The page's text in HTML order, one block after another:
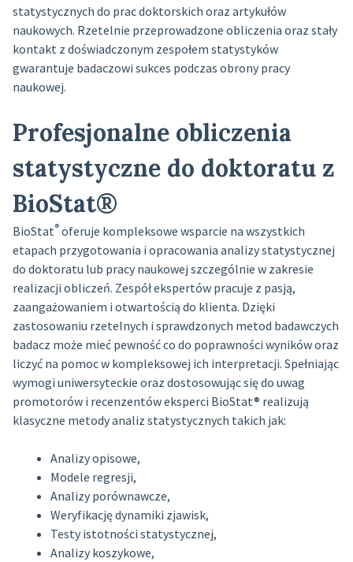
statystycznych do prac doktorskich oraz artykułów
naukowych. Rzetelnie przeprowadzone obliczenia oraz stały
kontakt z doświadczonym zespołem statystyków
gwarantuje badaczowi sukces podczas obrony pracy
naukowej.
Profesjonalne obliczenia
statystyczne do doktoratu z
BioStat®
BioStat®oferuje kompleksowe wsparcie na wszystkich
etapach przygotowania i opracowania analizy statystycznej
do doktoratu lub pracy naukowej szczególnie w zakresie
realizacji obliczeń. Zespół ekspertów pracuje z pasją,
zaangażowaniem i otwartością do klienta. Dzięki
zastosowaniu rzetelnych i sprawdzonych metod badawczych
badacz może mieć pewność co do poprawności wyników oraz
liczyć na pomoc w kompleksowej ich interpretacji. Spełniając
wymogi uniwersyteckie oraz dostosowując się do uwag
promotorów i recenzentów eksperci BioStat® realizują
klasyczne metody analiz statystycznych takich jak:
Analizy opisowe,
Modele regresji,
Analizy porównawcze,
Weryfikację dynamiki zjawisk,
Testy istotności statystycznej,
Analizy koszykowe,